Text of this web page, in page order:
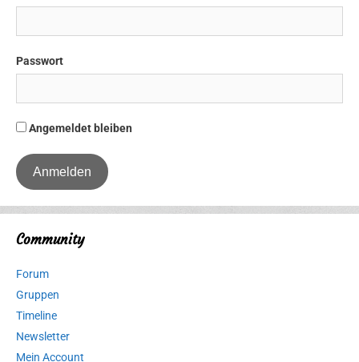
Passwort
Angemeldet bleiben
Community
Forum
Gruppen
Timeline
Newsletter
Mein Account